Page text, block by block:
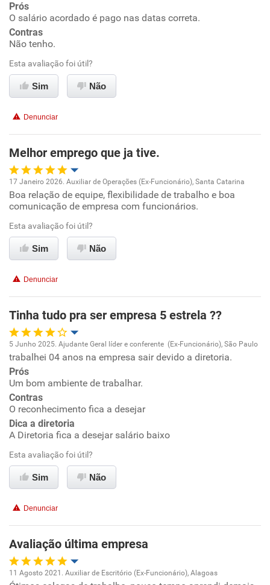
Ambiente de trabalho
Conciliação com a vida familiar
Benefícios
Recomenda a diretoria
Prós
O salário acordado é pago nas datas correta.
Contras
Não tenho.
Esta avaliação foi útil?
Sim Não
Denunciar
Melhor emprego que ja tive.
Oportunidade de promoção
Ambiente de trabalho
Conciliação com a vida familiar
Recomenda esta empresa
Recomenda a diretoria
17 Janeiro 2026. Auxiliar de Operações (Ex-Funcionário), Santa Catarina
Boa relação de equipe, flexibilidade de trabalho e boa
comunicação de empresa com funcionários.
Esta avaliação foi útil?
Sim Não
Denunciar
Tinha tudo pra ser empresa 5 estrela ??
Oportunidade de promoção
Ambiente de trabalho
Conciliação com a vida familiar
Recomenda esta empresa
5 Junho 2025. Ajudante Geral líder e conferente (Ex-Funcionário), São Paulo
trabalhei 04 anos na empresa sair devido a diretoria.
Prós
Um bom ambiente de trabalhar.
Contras
O reconhecimento fica a desejar
Dica a diretoria
A Diretoria fica a desejar salário baixo
Esta avaliação foi útil?
Sim Não
Denunciar
Avaliação última empresa
11 Agosto 2021. Auxiliar de Escritório (Ex-Funcionário), Alagoas